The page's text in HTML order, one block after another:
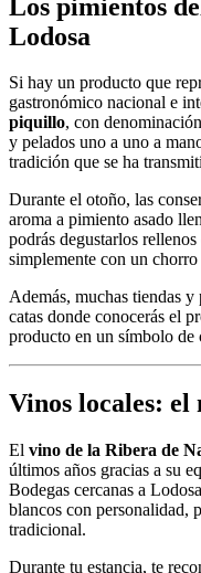
Los pimientos
Lodosa
Si hay un producto que
gastronómico nacional e
piquillo, con
y pelados uno a uno a
tradición que se ha
Durante el otoño, las
aroma a pimiento asado
podrás degustarlos
simplemente con un
Además, muchas tiendas
catas donde conocerás el
producto en un símbolo de
Vinos locales:
El vino de la Ribera de
últimos años gracias a su
Bodegas cercanas a
blancos con personalidad,
tradicional.
Durante tu estancia, te